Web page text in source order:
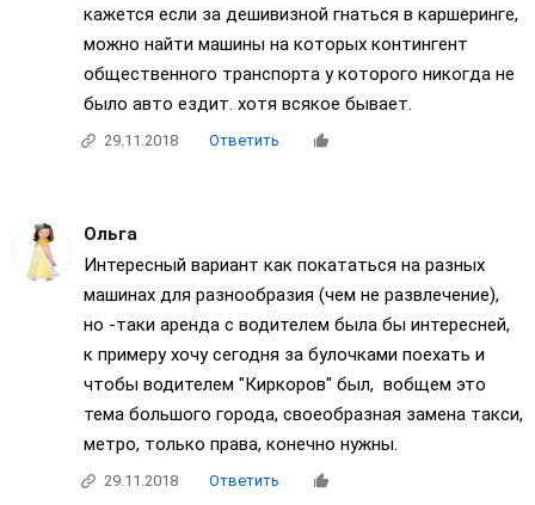
кажется если за дешивизной гнаться в каршеринге,
можно найти машины на которых контингент
общественного транспорта у которого никогда не
было авто ездит. хотя всякое бывает.
29.11.2018 Ответить
Ольга
Интересный вариант как покататься на разных
машинах для разнообразия (чем не развлечение),
но -таки аренда с водителем была бы интересней,
к примеру хочу сегодня за булочками поехать и
чтобы водителем "Киркоров" был, вобщем это
тема большого города, своеобразная замена такси,
метро, только права, конечно нужны.
29.11.2018 Ответить